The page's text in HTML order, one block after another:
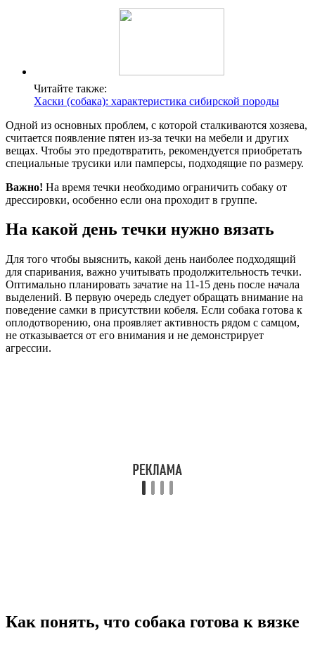
Читайте также:
Хаски (собака): характеристика сибирской породы
Одной из основных проблем, с которой сталкиваются хозяева,
считается появление пятен из-за течки на мебели и других
вещах. Чтобы это предотвратить, рекомендуется приобретать
специальные трусики или памперсы, подходящие по размеру.
Важно! На время течки необходимо ограничить собаку от
дрессировки, особенно если она проходит в группе.
На какой день течки нужно вязать
Для того чтобы выяснить, какой день наиболее подходящий
для спаривания, важно учитывать продолжительность течки.
Оптимально планировать зачатие на 11-15 день после начала
выделений. В первую очередь следует обращать внимание на
поведение самки в присутствии кобеля. Если собака готова к
оплодотворению, она проявляет активность рядом с самцом,
не отказывается от его внимания и не демонстрирует
агрессии.
Как понять, что собака готова к вязке